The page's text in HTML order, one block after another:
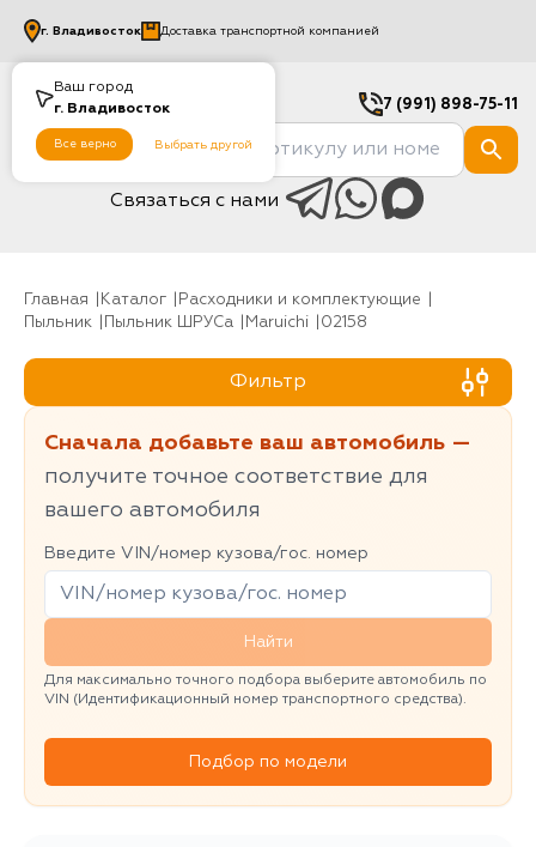
Ваш город
г. Владивосток
Все верно Выбрать другой
г. Владивосток Доставка транспортной компанией
7 (991) 898-75-11
Связаться с нами
Главная Каталог
Расходники и комплектующие
Пыльник
Пыльник ШРУСа Maruichi 02158
Фильтр
Сначала добавьте ваш автомобиль —
получите точное соответствие для
вашего автомобиля
Введите VIN/номер кузова/гос. номер
Найти
Для максимально точного подбора выберите автомобиль по
VIN (Идентификационный номер транспортного средства).
Подбор по модели